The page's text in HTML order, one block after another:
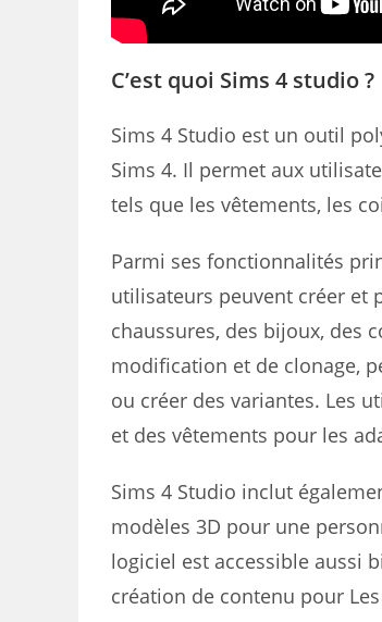
C’est quoi Sims 4 studio ?
Sims 4 Studio est un outil
Sims 4. Il permet aux
tels que les vêtements, les
Parmi ses fonctionnalités
utilisateurs peuvent créer et
chaussures, des bijoux, des
modification et de clonage,
ou créer des variantes. Les
et des vêtements pour les
Sims 4 Studio inclut
modèles 3D pour une
logiciel est accessible aussi
création de contenu pour